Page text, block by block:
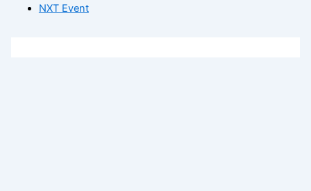
NXT Event